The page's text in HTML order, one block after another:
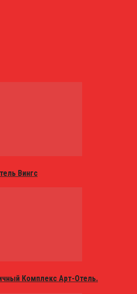
Вингс
Комплекс Арт-Отель.